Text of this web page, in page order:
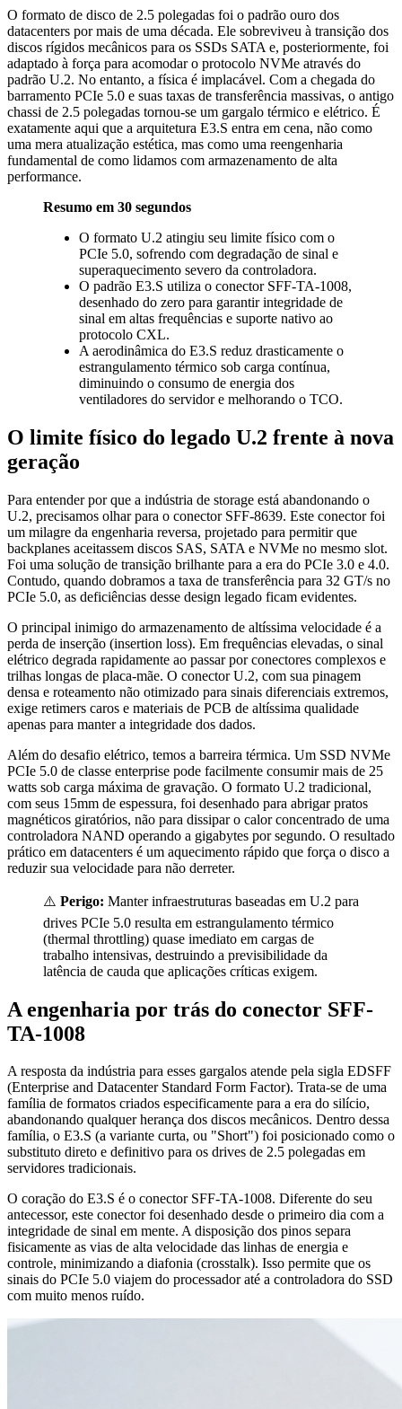
O formato de disco de 2.5 polegadas foi o padrão ouro dos
datacenters por mais de uma década. Ele sobreviveu à transição dos
discos rígidos mecânicos para os SSDs SATA e, posteriormente, foi
adaptado à força para acomodar o protocolo NVMe através do
padrão U.2. No entanto, a física é implacável. Com a chegada do
barramento PCIe 5.0 e suas taxas de transferência massivas, o antigo
chassi de 2.5 polegadas tornou-se um gargalo térmico e elétrico. É
exatamente aqui que a arquitetura E3.S entra em cena, não como
uma mera atualização estética, mas como uma reengenharia
fundamental de como lidamos com armazenamento de alta
performance.
Resumo em 30 segundos
O formato U.2 atingiu seu limite físico com o
PCIe 5.0, sofrendo com degradação de sinal e
superaquecimento severo da controladora.
O padrão E3.S utiliza o conector SFF-TA-1008,
desenhado do zero para garantir integridade de
sinal em altas frequências e suporte nativo ao
protocolo CXL.
A aerodinâmica do E3.S reduz drasticamente o
estrangulamento térmico sob carga contínua,
diminuindo o consumo de energia dos
ventiladores do servidor e melhorando o TCO.
O limite físico do legado U.2 frente à nova
geração
Para entender por que a indústria de storage está abandonando o
U.2, precisamos olhar para o conector SFF-8639. Este conector foi
um milagre da engenharia reversa, projetado para permitir que
backplanes aceitassem discos SAS, SATA e NVMe no mesmo slot.
Foi uma solução de transição brilhante para a era do PCIe 3.0 e 4.0.
Contudo, quando dobramos a taxa de transferência para 32 GT/s no
PCIe 5.0, as deficiências desse design legado ficam evidentes.
O principal inimigo do armazenamento de altíssima velocidade é a
perda de inserção (insertion loss). Em frequências elevadas, o sinal
elétrico degrada rapidamente ao passar por conectores complexos e
trilhas longas de placa-mãe. O conector U.2, com sua pinagem
densa e roteamento não otimizado para sinais diferenciais extremos,
exige retimers caros e materiais de PCB de altíssima qualidade
apenas para manter a integridade dos dados.
Além do desafio elétrico, temos a barreira térmica. Um SSD NVMe
PCIe 5.0 de classe enterprise pode facilmente consumir mais de 25
watts sob carga máxima de gravação. O formato U.2 tradicional,
com seus 15mm de espessura, foi desenhado para abrigar pratos
magnéticos giratórios, não para dissipar o calor concentrado de uma
controladora NAND operando a gigabytes por segundo. O resultado
prático em datacenters é um aquecimento rápido que força o disco a
reduzir sua velocidade para não derreter.
⚠️ Perigo: Manter infraestruturas baseadas em U.2 para
drives PCIe 5.0 resulta em estrangulamento térmico
(thermal throttling) quase imediato em cargas de
trabalho intensivas, destruindo a previsibilidade da
latência de cauda que aplicações críticas exigem.
A engenharia por trás do conector SFF-
TA-1008
A resposta da indústria para esses gargalos atende pela sigla EDSFF
(Enterprise and Datacenter Standard Form Factor). Trata-se de uma
família de formatos criados especificamente para a era do silício,
abandonando qualquer herança dos discos mecânicos. Dentro dessa
família, o E3.S (a variante curta, ou "Short") foi posicionado como o
substituto direto e definitivo para os drives de 2.5 polegadas em
servidores tradicionais.
O coração do E3.S é o conector SFF-TA-1008. Diferente do seu
antecessor, este conector foi desenhado desde o primeiro dia com a
integridade de sinal em mente. A disposição dos pinos separa
fisicamente as vias de alta velocidade das linhas de energia e
controle, minimizando a diafonia (crosstalk). Isso permite que os
sinais do PCIe 5.0 viajem do processador até a controladora do SSD
com muito menos ruído.